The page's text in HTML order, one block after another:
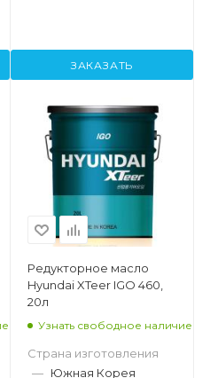
ЗАКАЗАТЬ
Редукторное масло
Hyundai XTeer IGO 460,
20л
Узнать свободное наличие
Страна изготовления
— Южная Корея